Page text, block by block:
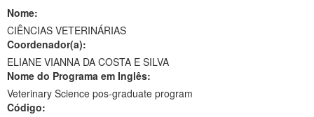
Ministério da Infraestrutura
Ministério da Educação
Ministério da Cidadania
Nome:
CIÊNCIAS VETERINÁRIAS
Coordenador(a):
ELIANE VIANNA DA COSTA E SILVA
Nome do Programa em Inglês:
Veterinary Science pos-graduate program
Código: